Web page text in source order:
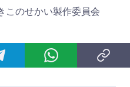
このせかい製作委員会